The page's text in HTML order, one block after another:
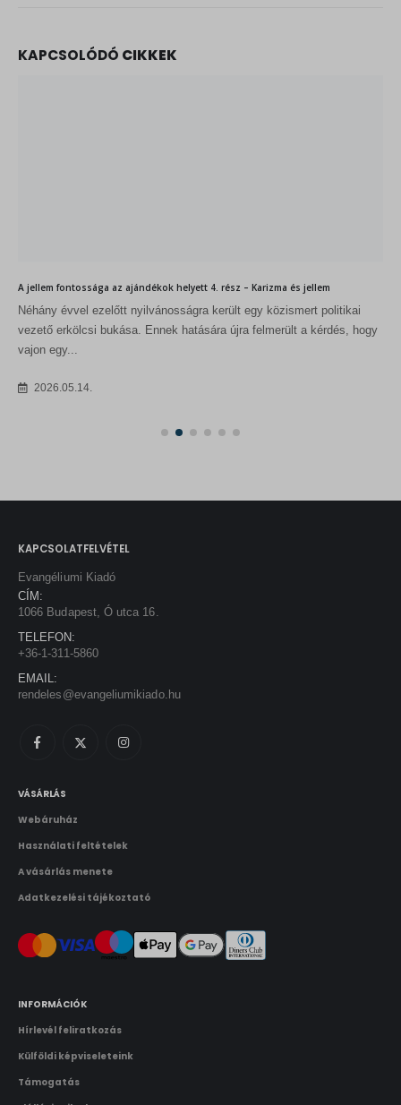
KAPCSOLÓDÓ CIKKEK
KAPCSOLATFELVÉTEL
Evangéliumi Kiadó
CÍM:
1066 Budapest, Ó utca 16.
TELEFON:
+36-1-311-5860
EMAIL:
rendeles@evangeliumikiado.hu
VÁSÁRLÁS
Webáruház
Használati feltételek
A vásárlás menete
Adatkezelési tájékoztató
INFORMÁCIÓK
Hírlevél feliratkozás
Külföldi képviseleteink
Támogatás